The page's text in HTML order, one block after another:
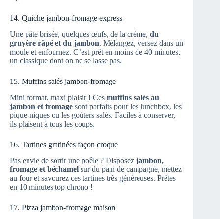
14. Quiche jambon-fromage express
Une pâte brisée, quelques œufs, de la crème, du
gruyère râpé et du jambon. Mélangez, versez dans un
moule et enfournez. C’est prêt en moins de 40 minutes,
un classique dont on ne se lasse pas.
15. Muffins salés jambon-fromage
Mini format, maxi plaisir ! Ces muffins salés au
jambon et fromage sont parfaits pour les lunchbox, les
pique-niques ou les goûters salés. Faciles à conserver,
ils plaisent à tous les coups.
16. Tartines gratinées façon croque
Pas envie de sortir une poêle ? Disposez jambon,
fromage et béchamel sur du pain de campagne, mettez
au four et savourez ces tartines très généreuses. Prêtes
en 10 minutes top chrono !
17. Pizza jambon-fromage maison